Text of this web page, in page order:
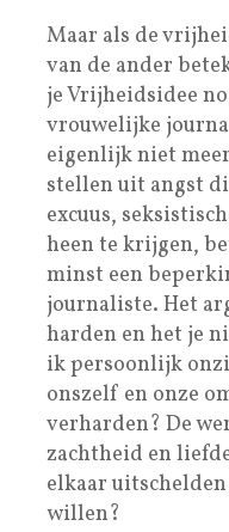
Maar als de
van de ander
je Vrijheidsidee
vrouwelijke
eigenlijk niet
stellen uit angst
excuus,
heen te krijgen,
minst een
journaliste. Het
harden en het je
ik persoonlijk
onszelf en onze
verharden? De
zachtheid en
elkaar
willen?